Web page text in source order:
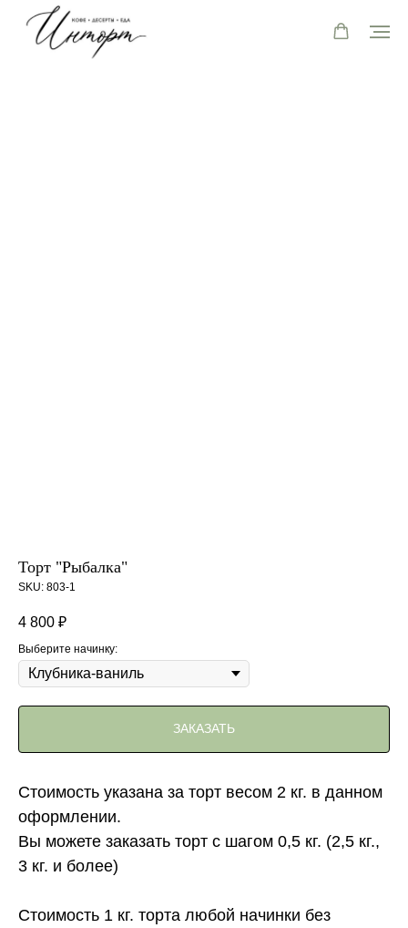
Торт "Рыбалка"
SKU: 803-1
4 800 ₽
Выберите начинку:
ЗАКАЗАТЬ
Стоимость указана за торт весом 2 кг. в данном
оформлении.
Вы можете заказать торт с шагом 0,5 кг. (2,5 кг.,
3 кг. и более)
Стоимость 1 кг. торта любой начинки без